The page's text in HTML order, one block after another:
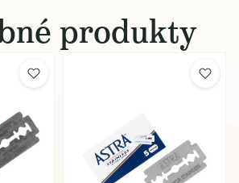
produkty